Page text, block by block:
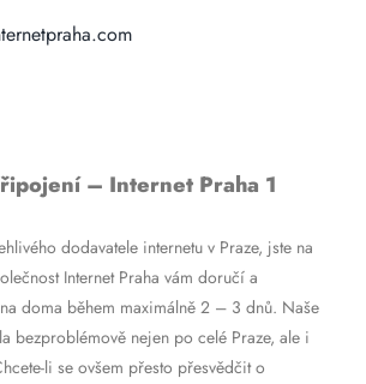
– Internet Praha 1
dodavatele internetu v Praze, jste na
Internet Praha vám doručí a
doma během maximálně 2 – 3 dnů. Naše
bezproblémově nejen po celé Praze, ale i
li se ovšem přesto přesvědčit o